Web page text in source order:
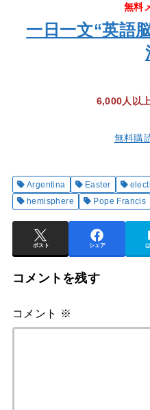
無料
一日一文“英語
6,000人以
無料購
Argentina Easter
hemisphere
Pope Francis
ポスト シェア
コメントを残す
コメント ※